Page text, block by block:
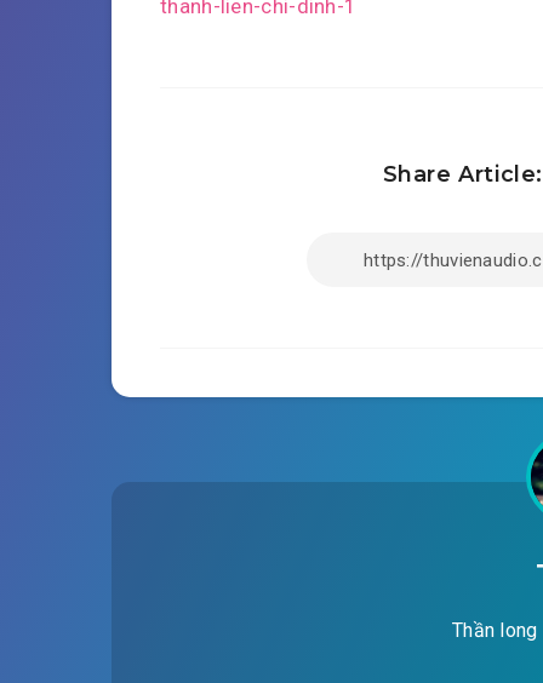
thanh-lien-chi-dinh-1
Share Article:
Thần